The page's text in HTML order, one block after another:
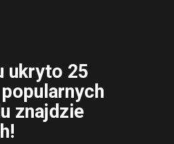
ukryto 25
znajdzie